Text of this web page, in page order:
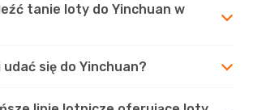
tanie loty do Yinchuan w
się do Yinchuan?